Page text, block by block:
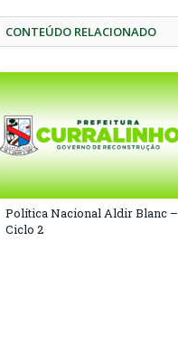
CONTEÚDO RELACIONADO
Política Nacional Aldir Blanc –
Ciclo 2